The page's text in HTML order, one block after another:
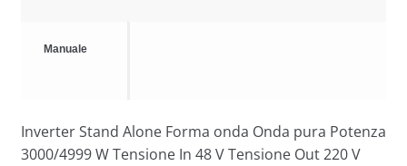
Manuale
Inverter Stand Alone Forma onda Onda pura Potenza
3000/4999 W Tensione In 48 V Tensione Out 220 V